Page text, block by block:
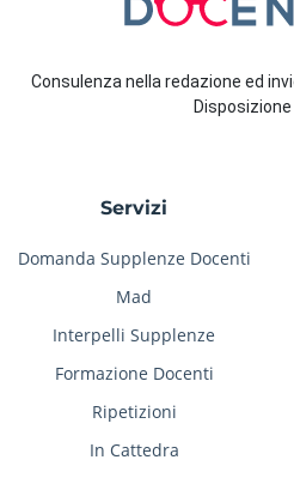
Consulenza nella redazione ed
Disposizione
Servizi
Domanda Supplenze Docenti
Mad
Interpelli Supplenze
Formazione Docenti
Ripetizioni
In Cattedra